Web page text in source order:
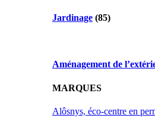
Jardinage (85)
Aménagement de
MARQUES
Alôsnys, éco-centre en